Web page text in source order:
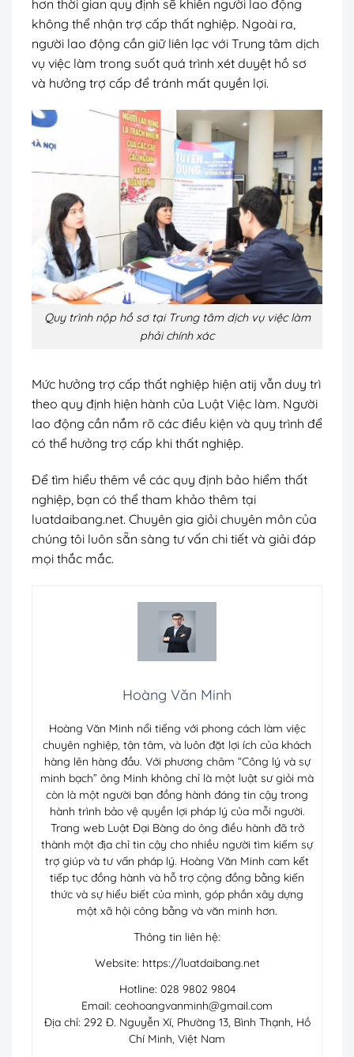
hơn thời gian quy định sẽ khiến người lao động
không thể nhận trợ cấp thất nghiệp. Ngoài ra,
người lao động cần giữ liên lạc với Trung tâm dịch
vụ việc làm trong suốt quá trình xét duyệt hồ sơ
và hưởng trợ cấp để tránh mất quyền lợi.
Quy trình nộp hồ sơ tại Trung tâm dịch vụ việc làm
phải chính xác
Mức hưởng trợ cấp thất nghiệp hiện atij vẫn duy trì
theo quy định hiện hành của Luật Việc làm. Người
lao động cần nắm rõ các điều kiện và quy trình để
có thể hưởng trợ cấp khi thất nghiệp.
Để tìm hiểu thêm về các quy định bảo hiểm thất
nghiệp, bạn có thể tham khảo thêm tại
luatdaibang.net. Chuyên gia giỏi chuyên môn của
chúng tôi luôn sẵn sàng tư vấn chi tiết và giải đáp
mọi thắc mắc.
Hoàng Văn Minh
Hoàng Văn Minh nổi tiếng với phong cách làm việc
chuyên nghiệp, tận tâm, và luôn đặt lợi ích của khách
hàng lên hàng đầu. Với phương châm “Công lý và sự
minh bạch” ông Minh không chỉ là một luật sư giỏi mà
còn là một người bạn đồng hành đáng tin cậy trong
hành trình bảo vệ quyền lợi pháp lý của mỗi người.
Trang web Luật Đại Bàng do ông điều hành đã trở
thành một địa chỉ tin cậy cho nhiều người tìm kiếm sự
trợ giúp và tư vấn pháp lý. Hoàng Văn Minh cam kết
tiếp tục đồng hành và hỗ trợ cộng đồng bằng kiến
thức và sự hiểu biết của mình, góp phần xây dựng
một xã hội công bằng và văn minh hơn.
Thông tin liên hệ:
Website: https://luatdaibang.net
Hotline: 028 9802 9804
Email: ceohoangvanminh@gmail.com
Địa chỉ: 292 Đ. Nguyễn Xí, Phường 13, Bình Thạnh, Hồ
Chí Minh, Việt Nam